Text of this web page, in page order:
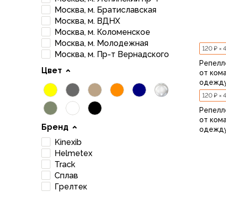
Нижнее белье
Обувь
Мужская обувь
Ботинки
Утепленные
Неутепленные
Полуботинки
Кроссовки
Трейловые кроссовки
Повседневные кроссовки
Кроссовки треккинговые
Сапоги
Зимние
Демисезонные
Болотные сапоги, забродники
Москва, м. Братиславская
Москва, м. ВДНХ
Москва, м. Коломенское
Москва, м. Молодежная
Москва, м. Пр-т Вернадского
Цвет
Бренд
Kinexib
Helmetex
Track
Сплав
Грелтек
120 ₽ ×
от
120 ₽ ×
от